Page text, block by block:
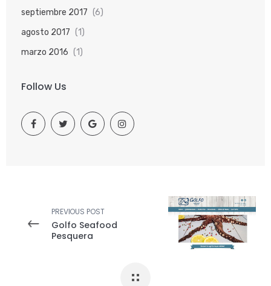
septiembre 2017 (6)
agosto 2017 (1)
marzo 2016 (1)
Follow Us
PREVIOUS POST
Golfo Seafood
Pesquera